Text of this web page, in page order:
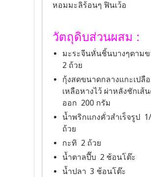
หอมมะลิร้อนๆ ฟินเว้อ
วัตถุดิบส่วนผสม :
มะระจีนหั่นชิ้นบางๆตามข
2 ถ้วย
กุ้งสดขนาดกลางแกะเปลื
เหลือหางไว้ ผ่าหลังชักเส้
ออก 200 กรัม
น้ำพริกแกงคั่วสำเร็จรูป
ถ้วย
กะทิ 2 ถ้วย
น้ำตาลปี๊บ 2 ช้อนโต๊ะ
น้ำปลา 3 ช้อนโต๊ะ